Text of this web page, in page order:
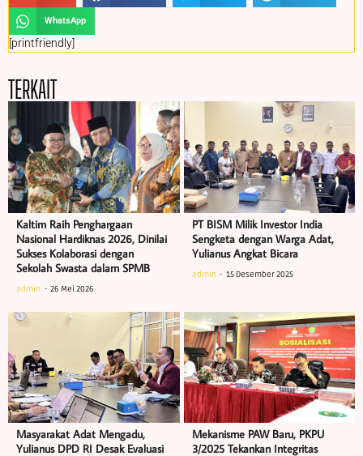
WhatsApp
[printfriendly]
TERKAIT
Kaltim Raih Penghargaan
Nasional Hardiknas 2026, Dinilai
Sukses Kolaborasi dengan
Sekolah Swasta dalam SPMB
admin 26 Mei 2026
PT BISM Milik Investor India
Sengketa dengan Warga Adat,
Yulianus Angkat Bicara
admin 15 Desember 2025
Masyarakat Adat Mengadu,
Yulianus DPD RI Desak Evaluasi
Mekanisme PAW Baru, PKPU
3/2025 Tekankan Integritas